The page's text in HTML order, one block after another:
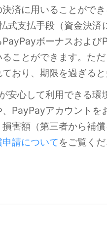
済に用いることがで
式支払手段（資金決
ボーナスおよ
ことができます。た
おり、期限を過ぎると
安心して利用できる
PayPayアカウント
害額（第三者から補
請についてをご覧くだ